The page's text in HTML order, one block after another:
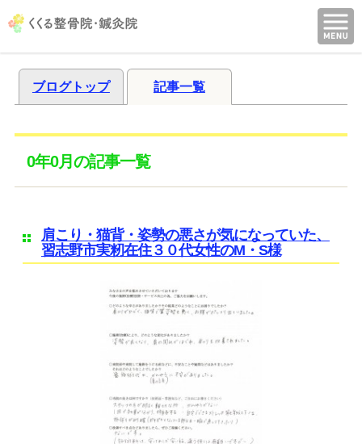
ブログトップ 記事一覧
0年0月の記事一覧
肩こり・猫背・姿勢の悪さが気になっていた、
習志野市実籾在住３０代女性のM・S様